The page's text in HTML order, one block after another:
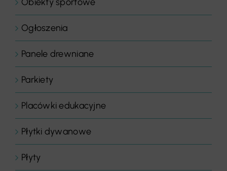
Ogłoszenia
Panele drewniane
Parkiety
Placówki edukacyjne
Płytki dywanowe
Płyty